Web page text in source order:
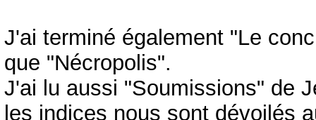
J'ai terminé également "Le
que "Nécropolis".
J'ai lu aussi "Soumissions" de
les indices nous sont dévoilés